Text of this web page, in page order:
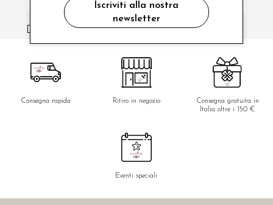
ho letto ed accettato le condizioni sulla privacy.
Consegna rapida Ritiro in negozio
Consegna gratuita in
Italia oltre i 150 €
Eventi speciali
Iscriviti alla nostra
newsletter